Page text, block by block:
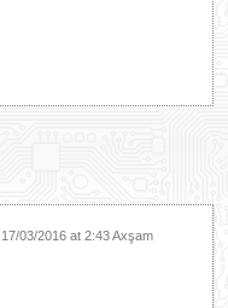
17/03/2016 at 2:43 Axşam